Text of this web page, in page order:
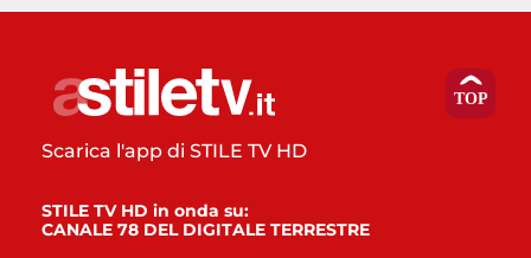
Scarica l'app di STILE TV HD
STILE TV HD in onda su:
CANALE 78 DEL DIGITALE TERRESTRE